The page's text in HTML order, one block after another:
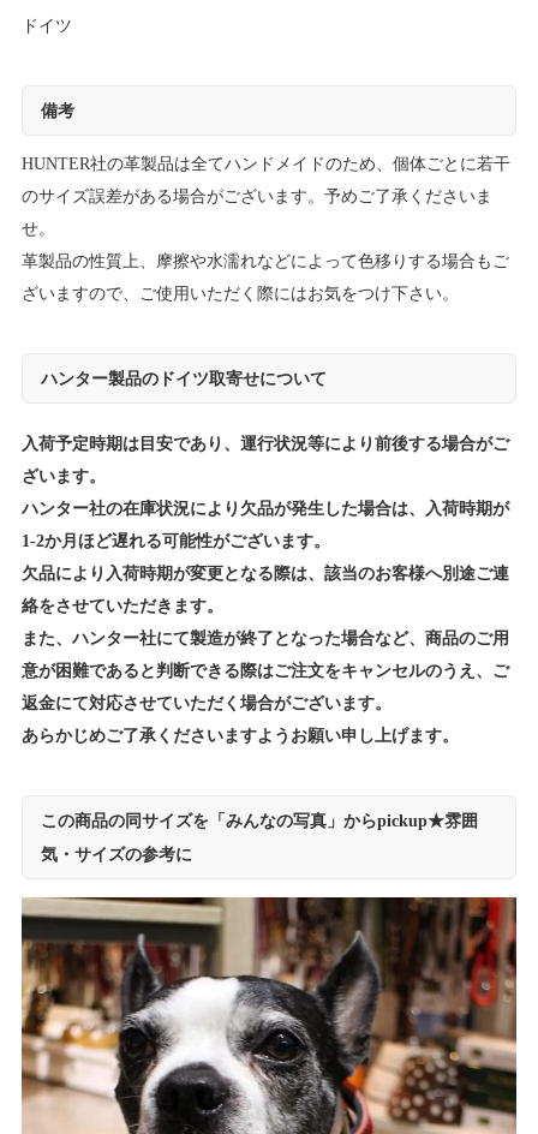
ドイツ
備考
HUNTER社の革製品は全てハンドメイドのため、個体ごとに若干
のサイズ誤差がある場合がございます。予めご了承くださいま
せ。
革製品の性質上、摩擦や水濡れなどによって色移りする場合もご
ざいますので、ご使用いただく際にはお気をつけ下さい。
ハンター製品のドイツ取寄せについて
入荷予定時期は目安であり、運行状況等により前後する場合がご
ざいます。
ハンター社の在庫状況により欠品が発生した場合は、入荷時期が
1-2か月ほど遅れる可能性がございます。
欠品により入荷時期が変更となる際は、該当のお客様へ別途ご連
絡をさせていただきます。
また、ハンター社にて製造が終了となった場合など、商品のご用
意が困難であると判断できる際はご注文をキャンセルのうえ、ご
返金にて対応させていただく場合がございます。
あらかじめご了承くださいますようお願い申し上げます。
この商品の同サイズを「みんなの写真」からpickup★雰囲
気・サイズの参考に